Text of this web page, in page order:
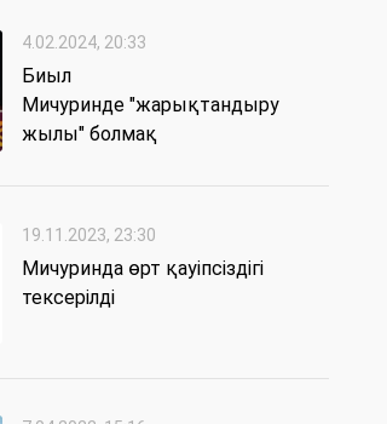
4.02.2024, 20:33
Биыл
Мичуринде "жарықтандыру
жылы" болмақ
19.11.2023, 23:30
Мичуринда өрт қауіпсіздігі
тексерілді